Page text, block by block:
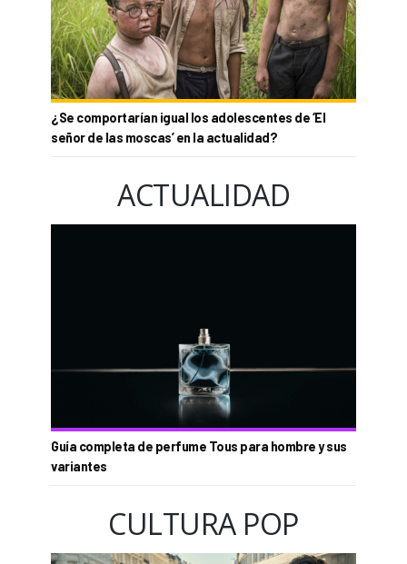
¿Se comportarían igual los adolescentes de ‘El
señor de las moscas’ en la actualidad?
ACTUALIDAD
Guía completa de perfume Tous para hombre y sus
variantes
CULTURA POP